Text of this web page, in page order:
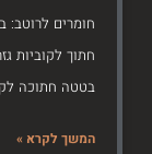
חומרים לרוטב:
חתוך לקוביות
בטטה חתוכה
המשך לקרא »